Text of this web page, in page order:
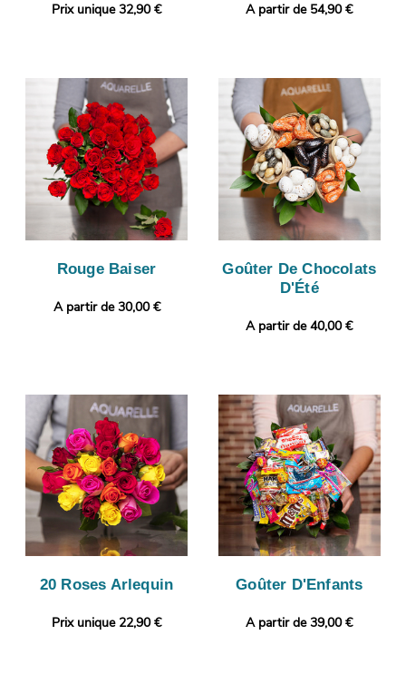
Prix unique 32,90 € A partir de 54,90 €
Rouge Baiser
A partir de 30,00 €
Goûter De Chocolats
D'Été
A partir de 40,00 €
20 Roses Arlequin
Prix unique 22,90 €
Goûter D'Enfants
A partir de 39,00 €